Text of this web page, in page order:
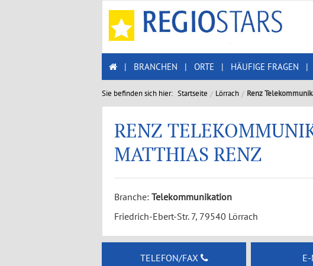
| BRANCHEN | ORTE | HÄUFIGE FRAGEN |
Sie befinden sich hier: Startseite Lörrach Renz
RENZ
MATTHIAS RENZ
Branche: Telekommunikation
Friedrich-Ebert-Str. 7, 79540 Lörrach
TELEFON/FAX